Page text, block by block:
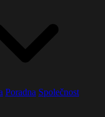
Poradna Společnost